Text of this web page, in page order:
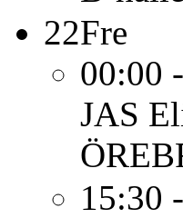
22Fre
00:00
JAS
15:30